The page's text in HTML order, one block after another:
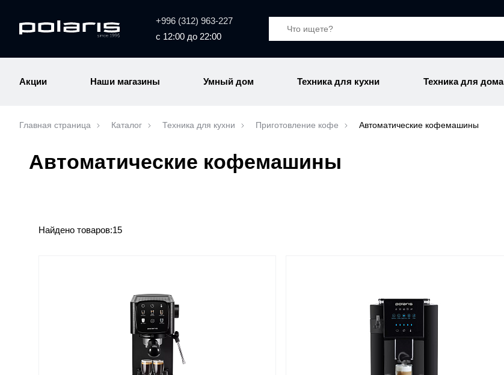
+996 (312) 963-227
с 12:00 до 22:00
Акции Наши магазины Умный дом Техника для кухни Техника для дома
Главная страница Каталог Техника для кухни Приготовление кофе Автоматические кофемашины
Автоматические кофемашины
Найдено товаров:15